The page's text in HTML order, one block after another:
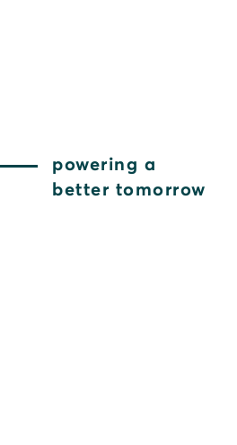
powering a
better tomorrow